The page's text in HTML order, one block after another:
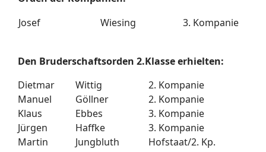
Josef
Wiesing 3. Kompanie
Den Bruderschaftsorden 2.Klasse erhielten:
Dietmar
Wittig
2. Kompanie
Manuel
Göllner
2. Kompanie
Klaus
Ebbes
3. Kompanie
Jürgen
Haffke
3. Kompanie
Martin
Jungbluth
Hofstaat/2. Kp.